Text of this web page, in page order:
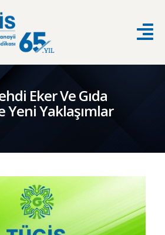
Eker Ve Gıda
Yeni Yaklaşımlar